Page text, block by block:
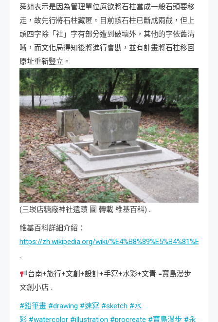
舜茹表示是因為管理單位原欲將石柱當成一般石頭要移
走，故先行將石柱藏匿。目前該石柱已斷成兩截，但上
頭四字除「社」字有部分遭到破壞外，其他的字依舊清
晰，而文化局得知後將進行會勘，並有計畫將石柱移回
原址重新豎立 。
(三崁店糖廠神社遺蹟 圖 轉載 維基百科) .
維基百科詳細介紹：
https://zh.wikipedia.org/wiki/
.
台南+旅行+文創+設計+手寫+水彩+文青 =寶島漫步
文創小店 .
#鉛筆畫 #drawing #速寫 #sketch #水
彩 #watercolor #illustration #procreate #寶島漫步 #永